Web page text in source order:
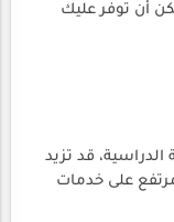
أن توفر عليك
الدراسية، قد تزيد
على خدمات